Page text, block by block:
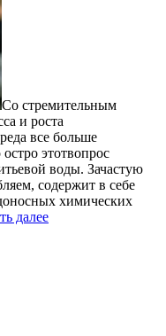
Со стремительным
и роста
все больше
этотвопрос
воды. Зачастую
содержит в себе
химических
далее